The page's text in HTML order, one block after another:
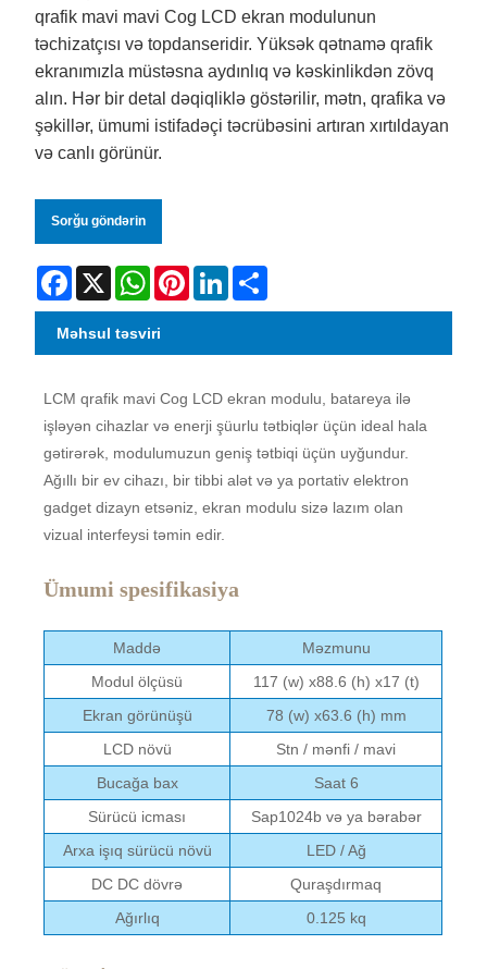
qrafik mavi mavi Cog LCD ekran modulunun
təchizatçısı və topdanseridir. Yüksək qətnamə qrafik
ekranımızla müstəsna aydınlıq və kəskinlikdən zövq
alın. Hər bir detal dəqiqliklə göstərilir, mətn, qrafika və
şəkillər, ümumi istifadəçi təcrübəsini artıran xırtıldayan
və canlı görünür.
Sorğu göndərin
Facebook
X WhatsApp
PinterestLinkedIn
Məhsul təsviri
LCM qrafik mavi Cog LCD ekran modulu, batareya ilə
işləyən cihazlar və enerji şüurlu tətbiqlər üçün ideal hala
gətirərək, modulumuzun geniş tətbiqi üçün uyğundur.
Ağıllı bir ev cihazı, bir tibbi alət və ya portativ elektron
gadget dizayn etsəniz, ekran modulu sizə lazım olan
vizual interfeysi təmin edir.
Ümumi spesifikasiya
Maddə
Məzmunu
Modul ölçüsü
117 (w) x88.6 (h) x17 (t)
Ekran görünüşü
78 (w) x63.6 (h) mm
LCD növü
Stn / mənfi / mavi
Bucağa bax
Saat 6
Sürücü icması
Sap1024b və ya bərabər
Arxa işıq sürücü növü
LED / Ağ
DC DC dövrə
Quraşdırmaq
Ağırlıq
0.125 kq